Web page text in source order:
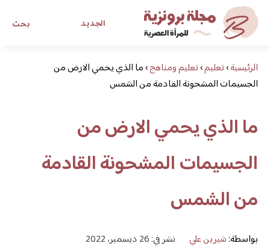
بحث الجديد
مجلة برونزية للفتاة العصريةالرئيسية›تعليم›تعليم ومناهج›ما الذي يحمي الارض من
الجسيمات المشحونة القادمة من الشمس
ما الذي يحمي الارض من
الجسيمات المشحونة القادمة
من الشمس
بواسطة:شيرين علي نشر في: 26 ديسمبر، 2022